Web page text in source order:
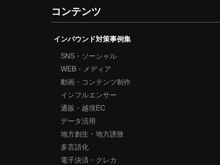
コンテンツ
インバウンド対策事例集
SNS・ソーシャル
WEB・メディア
動画・コンテンツ制作
インフルエンサー
通販・越境EC
データ活用
地方創生・地方誘致
多言語化
電子決済・クレカ